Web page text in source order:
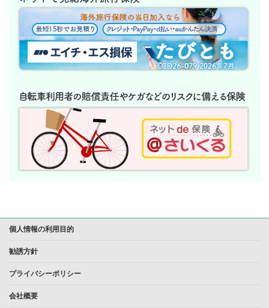
個人情報の利用目的
勧誘方針
プライバシーポリシー
会社概要